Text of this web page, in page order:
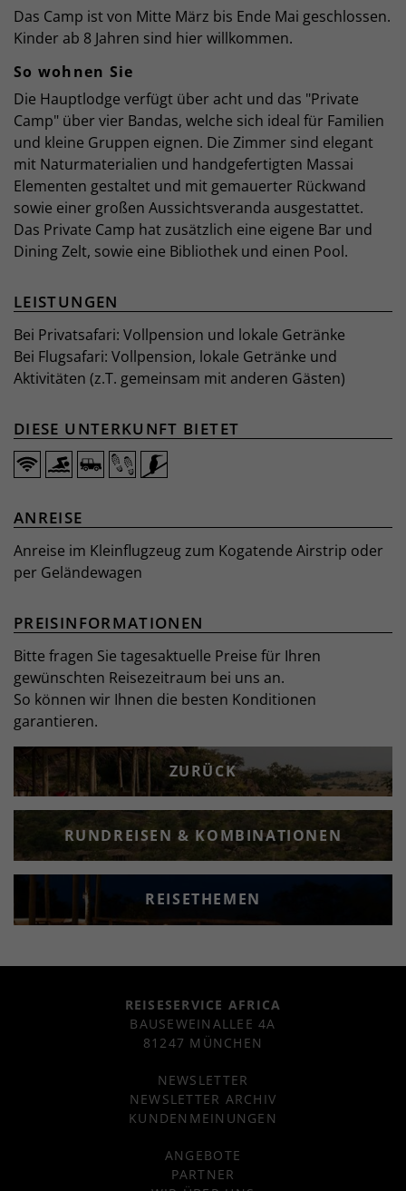
Das Camp ist von Mitte März bis Ende Mai geschlossen.
Kinder ab 8 Jahren sind hier willkommen.
So wohnen Sie
Die Hauptlodge verfügt über acht und das "Private
Camp" über vier Bandas, welche sich ideal für Familien
und kleine Gruppen eignen. Die Zimmer sind elegant
mit Naturmaterialien und handgefertigten Massai
Elementen gestaltet und mit gemauerter Rückwand
sowie einer großen Aussichtsveranda ausgestattet.
Das Private Camp hat zusätzlich eine eigene Bar und
Dining Zelt, sowie eine Bibliothek und einen Pool.
LEISTUNGEN
Bei Privatsafari: Vollpension und lokale Getränke
Bei Flugsafari: Vollpension, lokale Getränke und
Aktivitäten (z.T. gemeinsam mit anderen Gästen)
DIESE UNTERKUNFT BIETET
ANREISE
Anreise im Kleinflugzeug zum Kogatende Airstrip oder
per Geländewagen
PREISINFORMATIONEN
Bitte fragen Sie tagesaktuelle Preise für Ihren
gewünschten Reisezeitraum bei uns an.
So können wir Ihnen die besten Konditionen
garantieren.
ZURÜCK
RUNDREISEN & KOMBINATIONEN
REISETHEMEN
REISESERVICE AFRICA
BAUSEWEINALLEE 4A
81247 MÜNCHEN
NEWSLETTER
NEWSLETTER ARCHIV
KUNDENMEINUNGEN
ANGEBOTE
PARTNER